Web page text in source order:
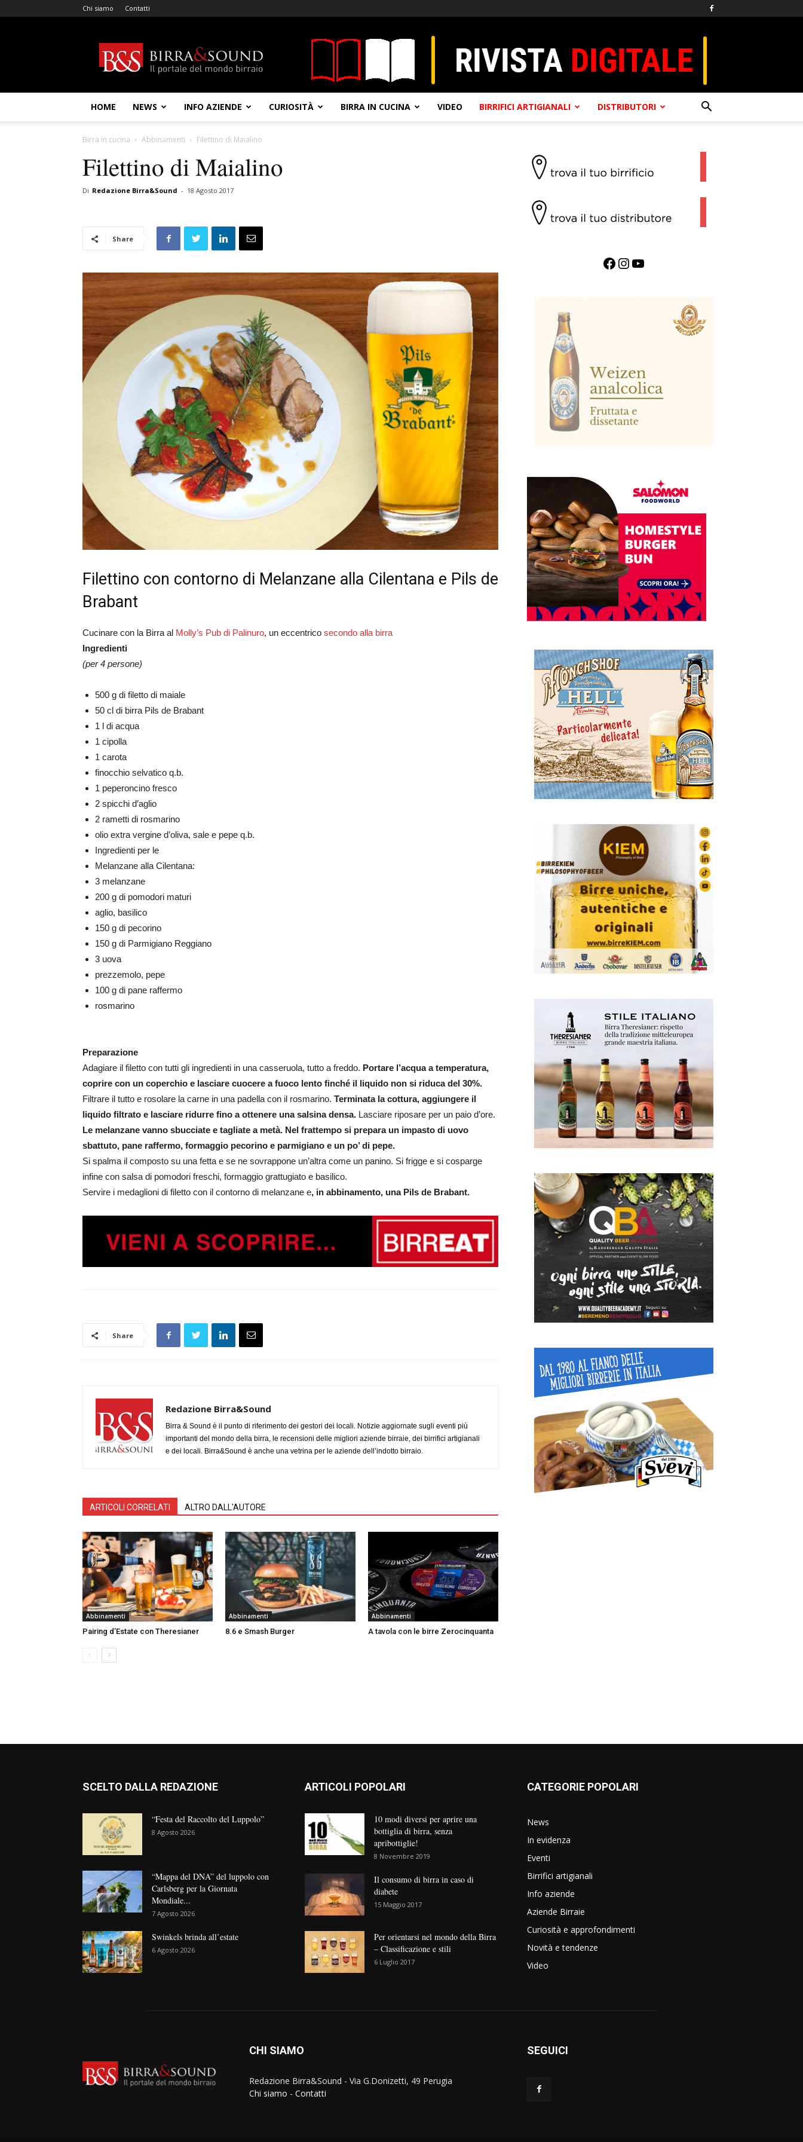
Chi siamo Contatti
&
Sound
HOME NEWS INFO AZIENDE CURIOSITÀ BIRRA IN CUCINA VIDEO BIRRIFICI ARTIGIANALI DISTRIBUTORI
Birra in cucina Abbinamenti Filettino di Maialino
Filettino di Maialino
Di Redazione Birra&Sound - 18 Agosto 2017
Share
Filettino con contorno di Melanzane alla Cilentana e Pils de
Brabant
Cucinare con la Birra al Molly’s Pub di Palinuro, un eccentrico secondo alla birra
Ingredienti
(per 4 persone)
500 g di filetto di maiale
50 cl di birra Pils de Brabant
1 l di acqua
1 cipolla
1 carota
finocchio selvatico q.b.
1 peperoncino fresco
2 spicchi d’aglio
2 rametti di rosmarino
olio extra vergine d’oliva, sale e pepe q.b.
Ingredienti per le
Melanzane alla Cilentana:
3 melanzane
200 g di pomodori maturi
aglio, basilico
150 g di pecorino
150 g di Parmigiano Reggiano
3 uova
prezzemolo, pepe
100 g di pane raffermo
rosmarino
Preparazione
Adagiare il filetto con tutti gli ingredienti in una casseruola, tutto a freddo. Portare l’acqua a temperatura,
coprire con un coperchio e lasciare cuocere a fuoco lento finché il liquido non si riduca del 30%.
Filtrare il tutto e rosolare la carne in una padella con il rosmarino. Terminata la cottura, aggiungere il
liquido filtrato e lasciare ridurre fino a ottenere una salsina densa. Lasciare riposare per un paio d’ore.
Le melanzane vanno sbucciate e tagliate a metà. Nel frattempo si prepara un impasto di uovo
sbattuto, pane raffermo, formaggio pecorino e parmigiano e un po’ di pepe.
Si spalma il composto su una fetta e se ne sovrappone un’altra come un panino. Si frigge e si cosparge
infine con salsa di pomodori freschi, formaggio grattugiato e basilico.
Servire i medaglioni di filetto con il contorno di melanzane e, in abbinamento, una Pils de Brabant.
Share
Redazione Birra&Sound
Birra & Sound è il punto di riferimento dei gestori dei locali. Notizie aggiornate sugli eventi più
importanti del mondo della birra, le recensioni delle migliori aziende birraie, dei birrifici artigianali
e dei locali. Birra&Sound è anche una vetrina per le aziende dell’indotto birraio.
ARTICOLI CORRELATI ALTRO DALL'AUTORE
Abbinamenti
Pairing d’Estate con Theresianer
Abbinamenti
8.6 e Smash Burger
Abbinamenti
A tavola con le birre Zerocinquanta
Facebook InstagramYouTube
SCELTO DALLA REDAZIONE
“Festa del Raccolto del Luppolo”
8 Agosto 2026
“Mappa del DNA” del luppolo con
Carlsberg per la Giornata
Mondiale...
7 Agosto 2026
Swinkels brinda all’estate
6 Agosto 2026
ARTICOLI POPOLARI
10 modi diversi per aprire una
bottiglia di birra, senza
apribottiglie!
8 Novembre 2019
Il consumo di birra in caso di
diabete
15 Maggio 2017
Per orientarsi nel mondo della Birra
– Classificazione e stili
6 Luglio 2017
CATEGORIE POPOLARI
News
In evidenza
Eventi
Birrifici artigianali
Info aziende
Aziende Birraie
Curiosità e approfondimenti
Novità e tendenze
Video
CHI SIAMO
Redazione Birra&Sound - Via G.Donizetti, 49 Perugia
Chi siamo - Contatti
SEGUICI